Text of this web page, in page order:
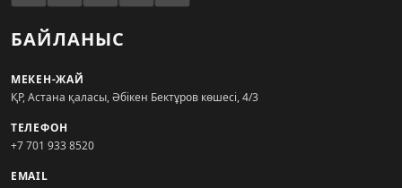
БАЙЛАНЫС
МЕКЕН-ЖАЙ
ҚР, Астана қаласы, Әбікен Бектұров көшесі, 4/3
ТЕЛЕФОН
+7 701 933 8520
EMAIL